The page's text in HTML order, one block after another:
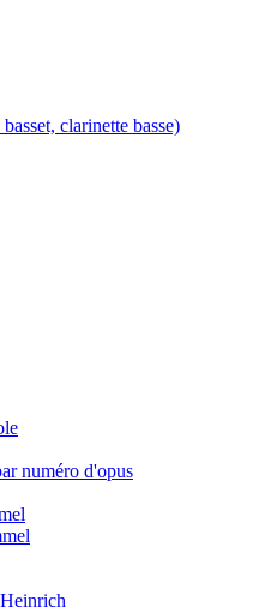
clarinette basse)
numéro d'opus